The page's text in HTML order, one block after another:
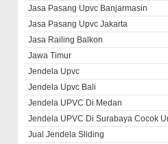
Jasa Pasang Upvc Banjarmasin
Jasa Pasang Upvc Jakarta
Jasa Railing Balkon
Jawa Timur
Jendela Upvc
Jendela Upvc Bali
Jendela UPVC Di Medan
Jendela UPVC Di Surabaya Cocok
Jual Jendela Sliding